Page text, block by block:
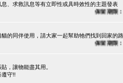
、求救訊息等有立即性或具時效性的主題發表
保留期限：45
的同伴使用，請大家一起幫助牠們找到回家的
保留期限：60
，讓物能盡其用。
守!!